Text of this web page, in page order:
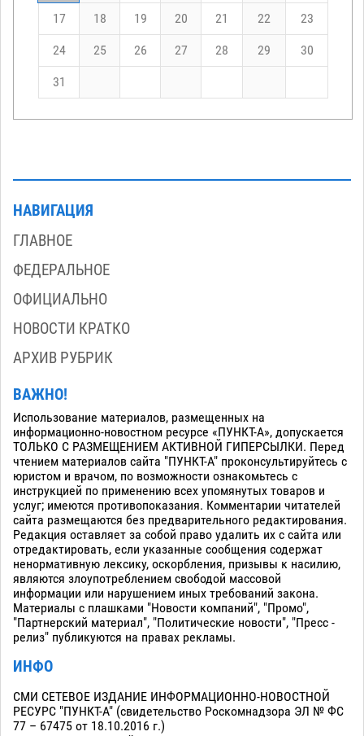
17 18 19 20 21 22 23
24 25 26 27 28 29 30
31
НАВИГАЦИЯ
ГЛАВНОЕ
ФЕДЕРАЛЬНОЕ
ОФИЦИАЛЬНО
НОВОСТИ КРАТКО
АРХИВ РУБРИК
ВАЖНО!
Использование материалов, размещенных на
информационно-новостном ресурсе «ПУНКТ-А», допускается
ТОЛЬКО С РАЗМЕЩЕНИЕМ АКТИВНОЙ ГИПЕРСЫЛКИ. Перед
чтением материалов сайта "ПУНКТ-А" проконсультируйтесь с
юристом и врачом, по возможности ознакомьтесь с
инструкцией по применению всех упомянутых товаров и
услуг; имеются противопоказания. Комментарии читателей
сайта размещаются без предварительного редактирования.
Редакция оставляет за собой право удалить их с сайта или
отредактировать, если указанные сообщения содержат
ненормативную лексику, оскорбления, призывы к насилию,
являются злоупотреблением свободой массовой
информации или нарушением иных требований закона.
Материалы с плашками "Новости компаний", "Промо",
"Партнерский материал", "Политические новости", "Пресс -
релиз" публикуются на правах рекламы.
ИНФО
СМИ СЕТЕВОЕ ИЗДАНИЕ ИНФОРМАЦИОННО-НОВОСТНОЙ
РЕСУРС "ПУНКТ-А" (свидетельство Роскомнадзора ЭЛ № ФС
77 – 67475 от 18.10.2016 г.)